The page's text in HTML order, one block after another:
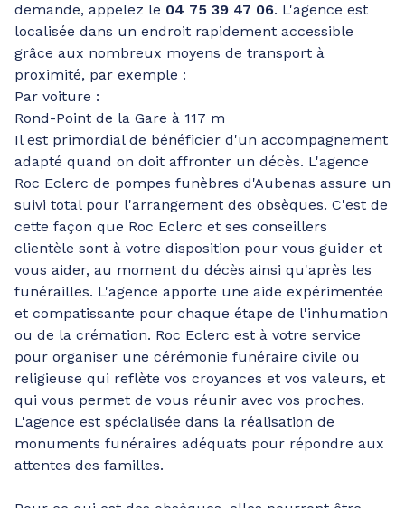
demande, appelez le 04 75 39 47 06. L'agence est
localisée dans un endroit rapidement accessible
grâce aux nombreux moyens de transport à
proximité, par exemple :
Par voiture :
Rond-Point de la Gare à 117 m
Il est primordial de bénéficier d'un accompagnement
adapté quand on doit affronter un décès. L'agence
Roc Eclerc de pompes funèbres d'Aubenas assure un
suivi total pour l'arrangement des obsèques. C'est de
cette façon que Roc Eclerc et ses conseillers
clientèle sont à votre disposition pour vous guider et
vous aider, au moment du décès ainsi qu'après les
funérailles. L'agence apporte une aide expérimentée
et compatissante pour chaque étape de l'inhumation
ou de la crémation. Roc Eclerc est à votre service
pour organiser une cérémonie funéraire civile ou
religieuse qui reflète vos croyances et vos valeurs, et
qui vous permet de vous réunir avec vos proches.
L'agence est spécialisée dans la réalisation de
monuments funéraires adéquats pour répondre aux
attentes des familles.